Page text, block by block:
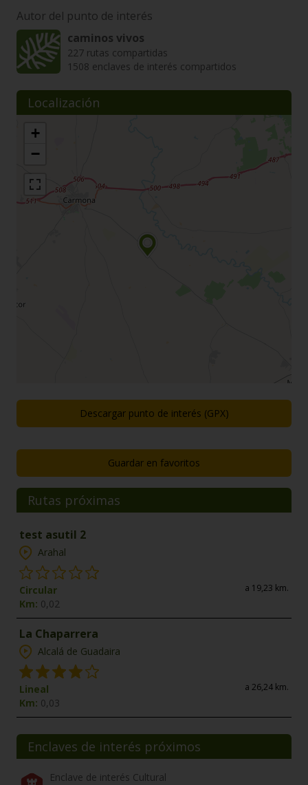
Autor del punto de interés
caminos vivos
227 rutas compartidas
1508 enclaves de interés compartidos
Localización
+
−
Descargar punto de interés (GPX)
Guardar en favoritos
Rutas próximas
test asutil 2
Arahal
Circular
Km: 0,02
a 19,23 km.
La Chaparrera
Alcalá de Guadaira
Lineal
Km: 0,03
a 26,24 km.
Enclaves de interés próximos
Enclave de interés Cultural